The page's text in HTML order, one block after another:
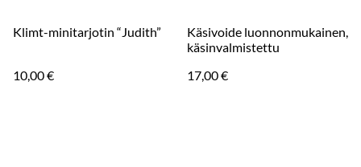
Klimt-minitarjotin “Judith”
10,00 €
Käsivoide luonnonmukainen,
käsinvalmistettu
17,00 €